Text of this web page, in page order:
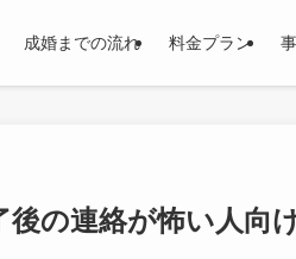
成婚までの流れ 料金プラン
後の連絡が怖い人向